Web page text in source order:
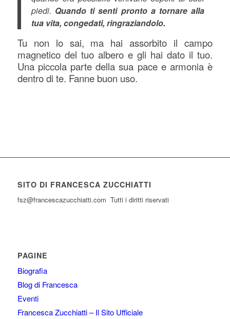
piedi. Quando ti senti pronto a tornare alla
tua vita, congedati, ringraziandolo.
Tu non lo sai, ma hai assorbito il campo
magnetico del tuo albero e gli hai dato il tuo.
Una piccola parte della sua pace e armonia è
dentro di te. Fanne buon uso.
SITO DI FRANCESCA ZUCCHIATTI
fsz@francescazucchiatti.com Tutti i diritti riservati
PAGINE
Biografia
Blog di Francesca
Eventi
Francesca Zucchiatti – Il Sito Ufficiale